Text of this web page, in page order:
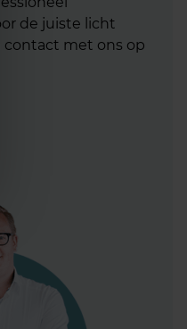
de juiste licht
contact met ons op